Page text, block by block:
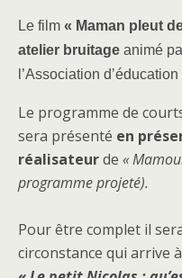
Le film « Maman pleut
atelier bruitage animé
l’Association
Le programme de
sera présenté en
réalisateurde «
programme projeté).
Pour être complet il
circonstance qui arrive